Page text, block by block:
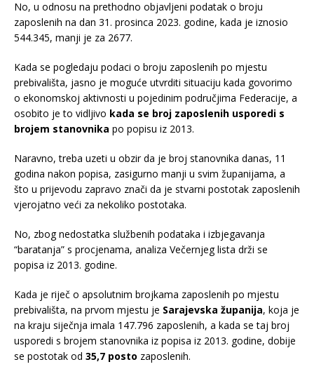
No, u odnosu na prethodno objavljeni podatak o broju
zaposlenih na dan 31. prosinca 2023. godine, kada je iznosio
544.345, manji je za 2677.
Kada se pogledaju podaci o broju zaposlenih po mjestu
prebivališta, jasno je moguće utvrditi situaciju kada govorimo
o ekonomskoj aktivnosti u pojedinim područjima Federacije, a
osobito je to vidljivo kada se broj zaposlenih usporedi s
brojem stanovnika po popisu iz 2013.
Naravno, treba uzeti u obzir da je broj stanovnika danas, 11
godina nakon popisa, zasigurno manji u svim županijama, a
što u prijevodu zapravo znači da je stvarni postotak zaposlenih
vjerojatno veći za nekoliko postotaka.
No, zbog nedostatka službenih podataka i izbjegavanja
“baratanja” s procjenama, analiza Večernjeg lista drži se
popisa iz 2013. godine.
Kada je riječ o apsolutnim brojkama zaposlenih po mjestu
prebivališta, na prvom mjestu je Sarajevska županija, koja je
na kraju siječnja imala 147.796 zaposlenih, a kada se taj broj
usporedi s brojem stanovnika iz popisa iz 2013. godine, dobije
se postotak od 35,7 posto zaposlenih.